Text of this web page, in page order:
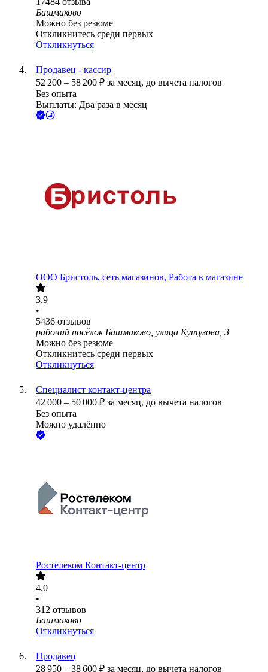
Башмаково
Можно без резюме
Откликнитесь среди первых
Откликнуться
Продавец - кассир
52 200 – 58 200 ₽ за месяц, до вычета налогов
Без опыта
Выплаты: Два раза в месяц
ООО Бристоль, сеть магазинов, Работа в магазине
3.9
•
5436 отзывов
рабочий посёлок Башмаково, улица Кутузова, 3
Можно без резюме
Откликнитесь среди первых
Откликнуться
Специалист контакт-центра
42 000 – 50 000 ₽ за месяц, до вычета налогов
Без опыта
Можно удалённо
Ростелеком Контакт-центр
4.0
•
312 отзывов
Башмаково
Откликнуться
Продавец
28 950 – 38 600 ₽ за месяц, до вычета налогов